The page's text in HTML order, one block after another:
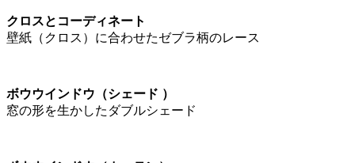
クロスとコーディネート
壁紙（クロス）に合わせたゼブラ柄のレース
ボウウインドウ（シェード ）
窓の形を生かしたダブルシェード